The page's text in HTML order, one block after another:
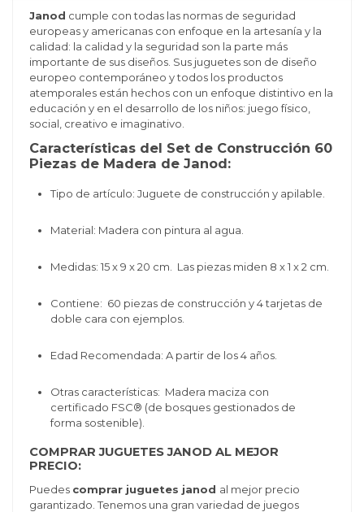
Janod cumple con todas las normas de seguridad
europeas y americanas con enfoque en la artesanía y la
calidad: la calidad y la seguridad son la parte más
importante de sus diseños. Sus juguetes son de diseño
europeo contemporáneo y todos los productos
atemporales están hechos con un enfoque distintivo en la
educación y en el desarrollo de los niños: juego físico,
social, creativo e imaginativo.
Características del Set de Construcción 60
Piezas de Madera de Janod:
Tipo de artículo: Juguete de construcción y apilable.
Material: Madera con pintura al agua.
Medidas: 15 x 9 x 20 cm . Las piezas miden 8 x 1 x 2 cm.
Contiene: 60 piezas de construcción y 4 tarjetas de
doble cara con ejemplos.
Edad Recomendada: A partir de los 4 años.
Otras características: Madera maciza con
certificado FSC® (de bosques gestionados de
forma sostenible).
COMPRAR JUGUETES JANOD AL MEJOR
PRECIO:
Puedes comprar juguetes janod al mejor precio
garantizado. Tenemos una gran variedad de juegos